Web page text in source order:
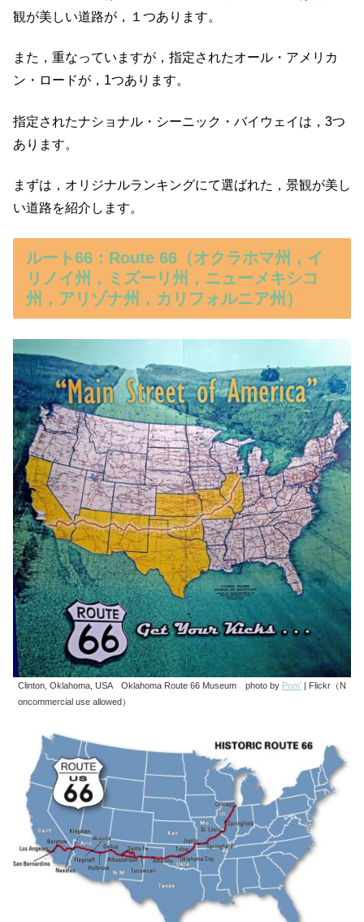
観が美しい道路が，１つあります。
また，重なっていますが，指定されたオール・アメリカ
ン・ロードが，1つあります。
指定されたナショナル・シーニック・バイウェイは，3つ
あります。
まずは，オリジナルランキングにて選ばれた，景観が美し
い道路を紹介します。
ルート66：Route 66（オクラホマ州，イ
リノイ州，ミズーリ州，ニューメキシコ
州，アリゾナ州，カリフォルニア州）
Clinton, Oklahoma, USA Oklahoma Route 66 Museum photo by Pom’ | Flickr（N
oncommercial use allowed）